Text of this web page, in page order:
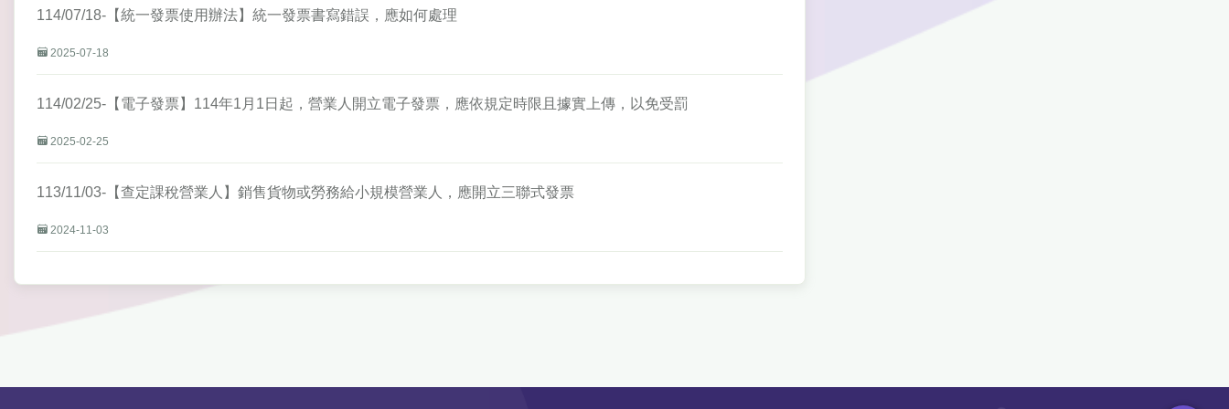
114/07/18-【統一發票使用辦法】統一發票書寫錯誤，應如何處理
2025-07-18
114/02/25-【電子發票】114年1月1日起，營業人開立電子發票，應依規定時限且據實上傳，以免受罰
2025-02-25
113/11/03-【查定課稅營業人】銷售貨物或勞務給小規模營業人，應開立三聯式發票
2024-11-03